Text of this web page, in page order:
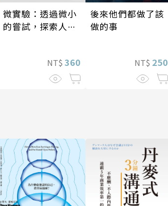
微實驗：透過微小
的嘗試，探索人生
NT$ 360
後來他們都做了該
做的事
NT$ 250